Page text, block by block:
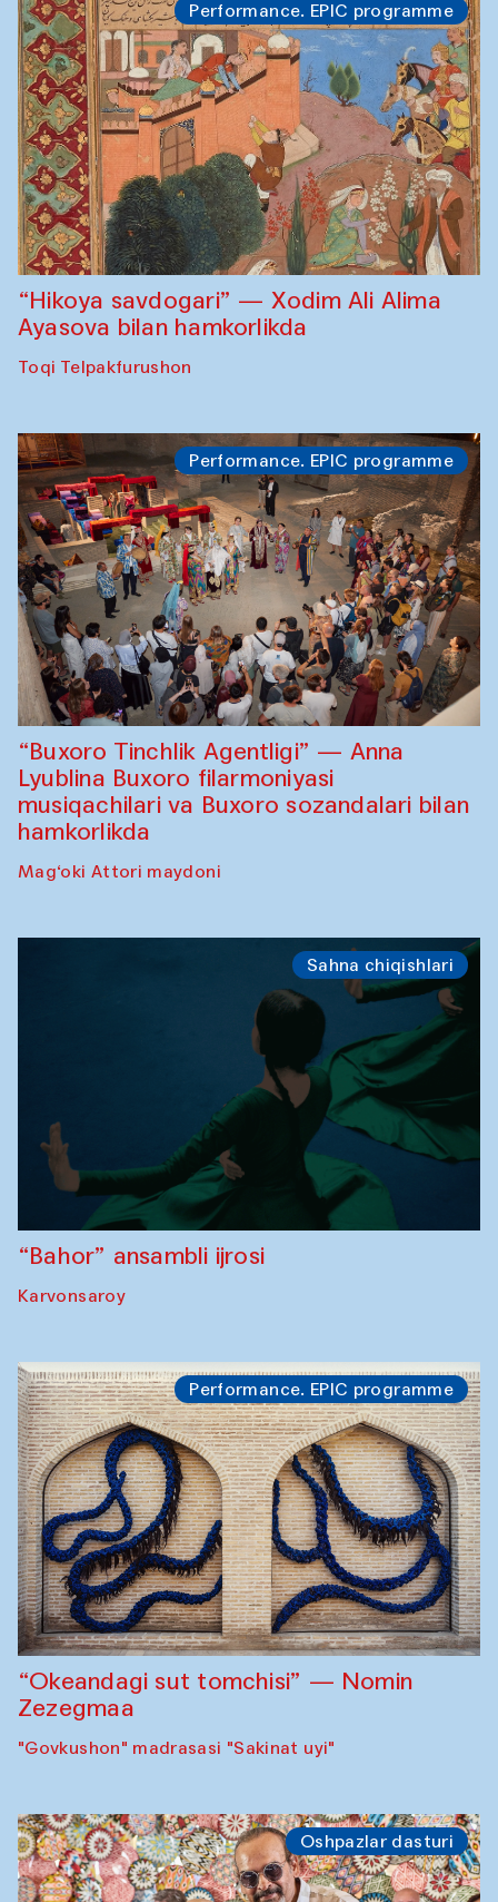
Performance. EPIC programme
“Hikoya savdogari” — Xodim Ali Alima
Ayasova bilan hamkorlikda
Toqi Telpakfurushon
Performance. EPIC programme
“Buxoro Tinchlik Agentligi” — Anna
Lyublina Buxoro filarmoniyasi
musiqachilari va Buxoro sozandalari bilan
hamkorlikda
Mag‘oki Attori maydoni
Sahna chiqishlari
“Bahor” ansambli ijrosi
Karvonsaroy
Performance. EPIC programme
“Okeandagi sut tomchisi” — Nomin
Zezegmaa
"Govkushon" madrasasi "Sakinat uyi"
Oshpazlar dasturi